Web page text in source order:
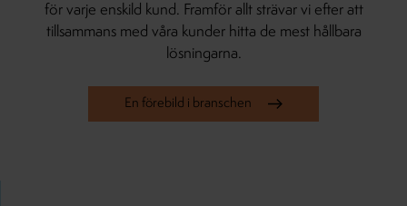
för varje enskild kund. Framför allt strävar vi efter att
tillsammans med våra kunder hitta de mest hållbara
lösningarna.
En förebild i branschen